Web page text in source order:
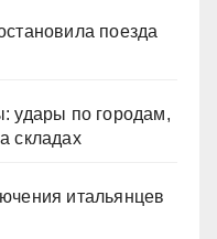
поезда
удары по городам,
складах
итальянцев